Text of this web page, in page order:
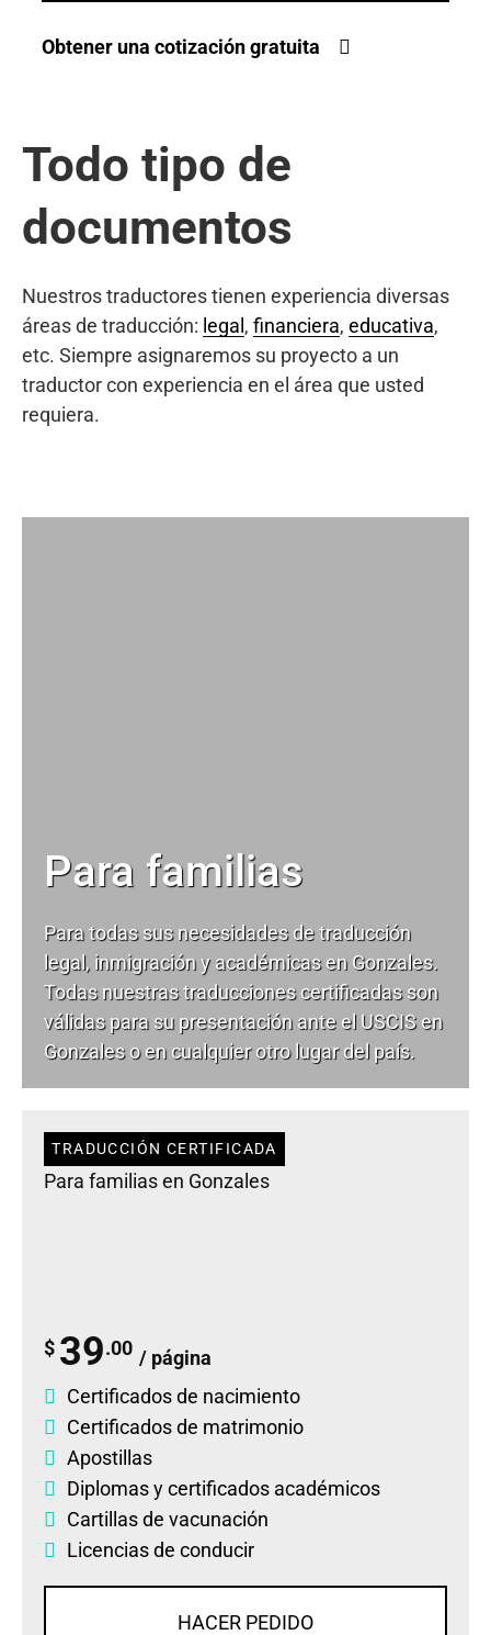
Obtener una cotización gratuita
Todo tipo de
documentos
Nuestros traductores tienen experiencia diversas
áreas de traducción: legal , financiera, educativa,
etc. Siempre asignaremos su proyecto a un
traductor con experiencia en el área que usted
requiera.
Para familias
Para todas sus necesidades detraducción
legal, inmigración y académicas en Gonzales.
Todas nuestras traducciones certificadas son
válidas para su presentación ante el USCIS en
Gonzales o en cualquier otro lugar del país.
TRADUCCIÓN CERTIFICADA
Para familias en Gonzales
$ 39.00 / página
Certificados de nacimiento
Certificados de matrimonio
Apostillas
Diplomasycertificados académicos
Cartillas de vacunación
Licencias de conducir
HACER PEDIDO